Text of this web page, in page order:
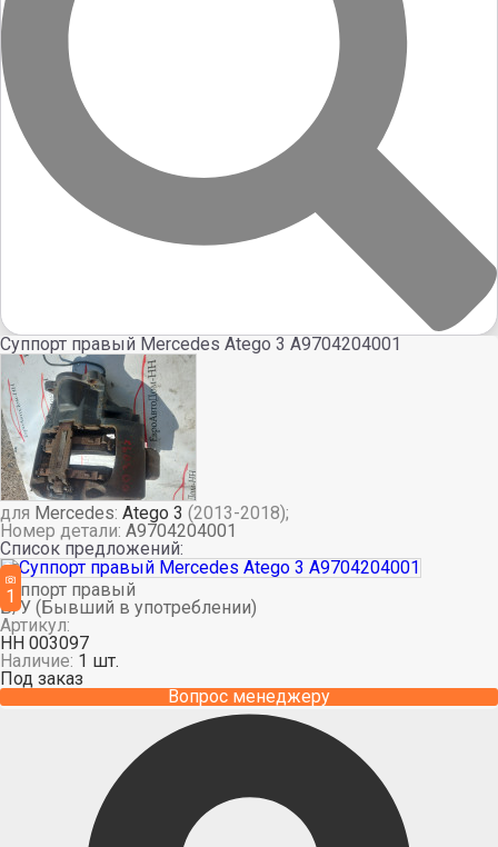
Суппорт правый Mercedes Atego 3 A9704204001
для Mercedes: Atego 3 (2013-2018);
Номер детали: A9704204001
Список предложений:
1
Суппорт правый
Б/У (Бывший в употреблении)
Артикул:
НН 003097
Наличие: 1 шт.
Под заказ
Вопрос менеджеру